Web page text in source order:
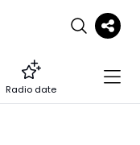
Radio date